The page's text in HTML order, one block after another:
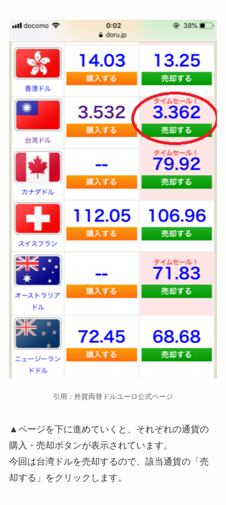
引用：外貨両替ドルユーロ公式ページ
▲ページを下に進めていくと、それぞれの通貨の
購入・売却ボタンが表示されています。
今回は台湾ドルを売却するので、該当通貨の「売
却する」をクリックします。